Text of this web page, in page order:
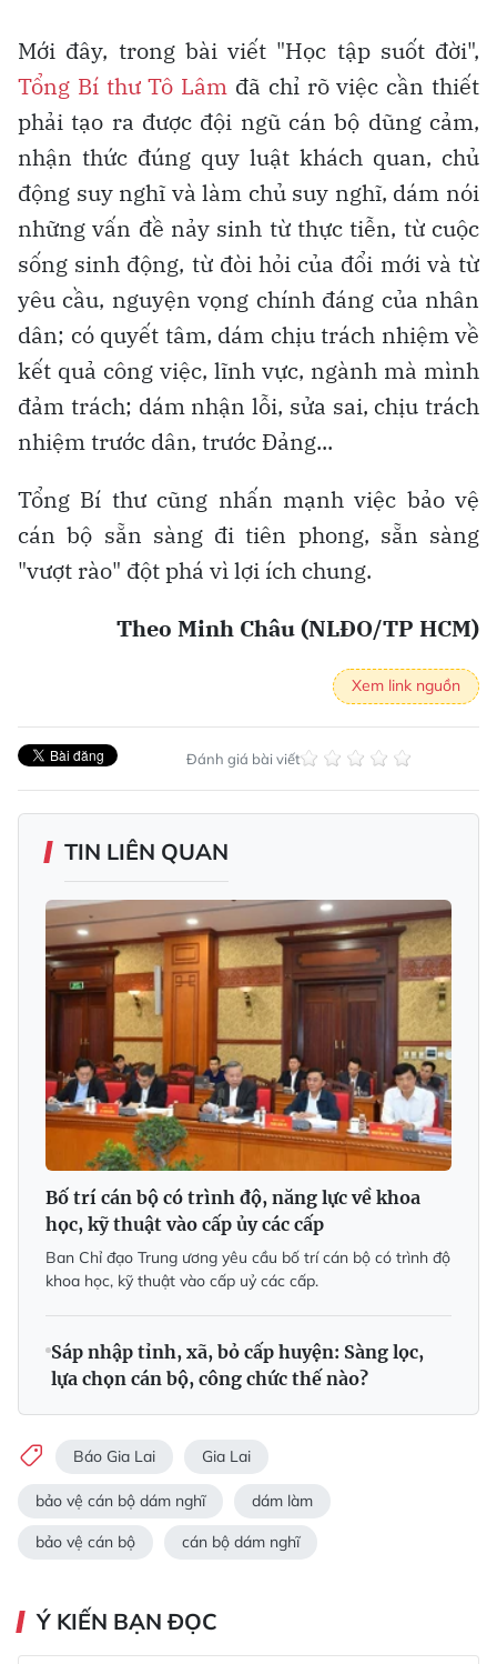
Mới đây, trong bài viết "Học tập suốt đời",
Tổng Bí thư Tô Lâm đã chỉ rõ việc cần thiết
phải tạo ra được đội ngũ cán bộ dũng cảm,
nhận thức đúng quy luật khách quan, chủ
động suy nghĩ và làm chủ suy nghĩ, dám nói
những vấn đề nảy sinh từ thực tiễn, từ cuộc
sống sinh động, từ đòi hỏi của đổi mới và từ
yêu cầu, nguyện vọng chính đáng của nhân
dân; có quyết tâm, dám chịu trách nhiệm về
kết quả công việc, lĩnh vực, ngành mà mình
đảm trách; dám nhận lỗi, sửa sai, chịu trách
nhiệm trước dân, trước Đảng...
Tổng Bí thư cũng nhấn mạnh việc bảo vệ
cán bộ sẵn sàng đi tiên phong, sẵn sàng
"vượt rào" đột phá vì lợi ích chung.
Theo Minh Châu (NLĐO/TP HCM)
Xem link nguồn
Đánh giá bài viết
TIN LIÊN QUAN
Bố trí cán bộ có trình độ, năng lực về khoa
học, kỹ thuật vào cấp ủy các cấp
Ban Chỉ đạo Trung ương yêu cầu bố trí cán bộ có trình độ
khoa học, kỹ thuật vào cấp uỷ các cấp.
Sáp nhập tỉnh, xã, bỏ cấp huyện: Sàng lọc,
lựa chọn cán bộ, công chức thế nào?
Báo Gia Lai Gia Lai
bảo vệ cán bộ dám nghĩ dám làm
bảo vệ cán bộ cán bộ dám nghĩ
Ý KIẾN BẠN ĐỌC